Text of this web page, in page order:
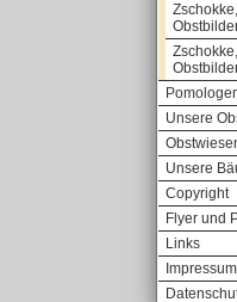
Unsere
Unsere
Copyright
Flyer und
Links
Impressum